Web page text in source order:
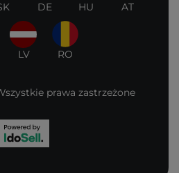
DE HU AT
LV RO
prawa zastrzeżone